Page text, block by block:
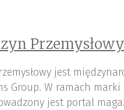
jest
Group. W ramach marki
jest portal